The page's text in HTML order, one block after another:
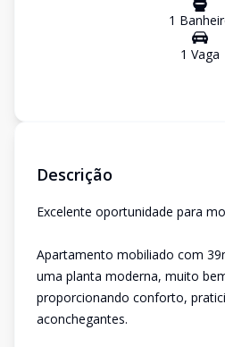
1
1 Vaga
Descrição
Excelente oportunidade para
Apartamento mobiliado com
uma planta moderna, muito
proporcionando conforto,
aconchegantes.